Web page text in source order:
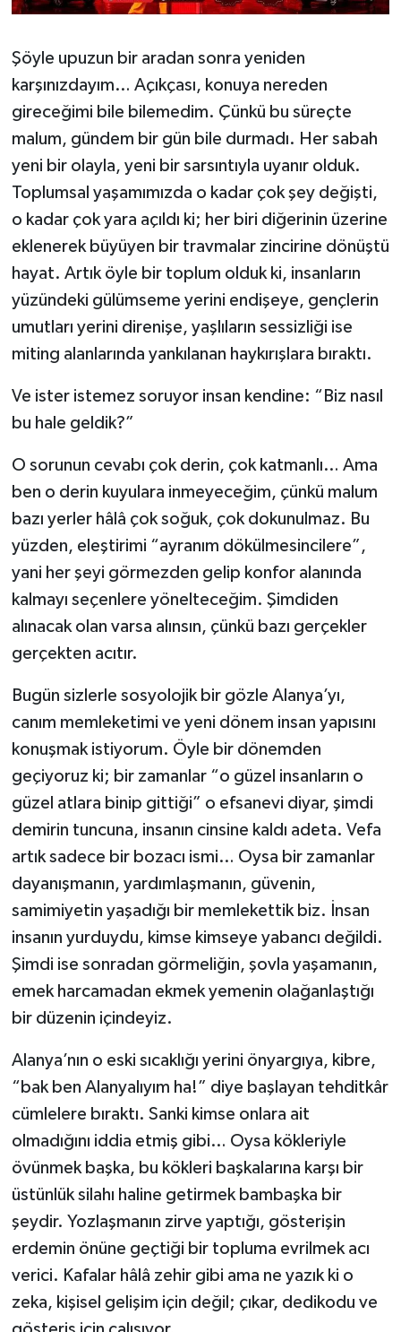
Şöyle upuzun bir aradan sonra yeniden
karşınızdayım… Açıkçası, konuya nereden
gireceğimi bile bilemedim. Çünkü bu süreçte
malum, gündem bir gün bile durmadı. Her sabah
yeni bir olayla, yeni bir sarsıntıyla uyanır olduk.
Toplumsal yaşamımızda o kadar çok şey değişti,
o kadar çok yara açıldı ki; her biri diğerinin üzerine
eklenerek büyüyen bir travmalar zincirine dönüştü
hayat. Artık öyle bir toplum olduk ki, insanların
yüzündeki gülümseme yerini endişeye, gençlerin
umutları yerini direnişe, yaşlıların sessizliği ise
miting alanlarında yankılanan haykırışlara bıraktı.
Ve ister istemez soruyor insan kendine: “Biz nasıl
bu hale geldik?”
O sorunun cevabı çok derin, çok katmanlı… Ama
ben o derin kuyulara inmeyeceğim, çünkü malum
bazı yerler hâlâ çok soğuk, çok dokunulmaz. Bu
yüzden, eleştirimi “ayranım dökülmesincilere”,
yani her şeyi görmezden gelip konfor alanında
kalmayı seçenlere yönelteceğim. Şimdiden
alınacak olan varsa alınsın, çünkü bazı gerçekler
gerçekten acıtır.
Bugün sizlerle sosyolojik bir gözle Alanya’yı,
canım memleketimi ve yeni dönem insan yapısını
konuşmak istiyorum. Öyle bir dönemden
geçiyoruz ki; bir zamanlar “o güzel insanların o
güzel atlara binip gittiği” o efsanevi diyar, şimdi
demirin tuncuna, insanın cinsine kaldı adeta. Vefa
artık sadece bir bozacı ismi… Oysa bir zamanlar
dayanışmanın, yardımlaşmanın, güvenin,
samimiyetin yaşadığı bir memlekettik biz. İnsan
insanın yurduydu, kimse kimseye yabancı değildi.
Şimdi ise sonradan görmeliğin, şovla yaşamanın,
emek harcamadan ekmek yemenin olağanlaştığı
bir düzenin içindeyiz.
Alanya’nın o eski sıcaklığı yerini önyargıya, kibre,
“bak ben Alanyalıyım ha!” diye başlayan tehditkâr
cümlelere bıraktı. Sanki kimse onlara ait
olmadığını iddia etmiş gibi… Oysa kökleriyle
övünmek başka, bu kökleri başkalarına karşı bir
üstünlük silahı haline getirmek bambaşka bir
şeydir. Yozlaşmanın zirve yaptığı, gösterişin
erdemin önüne geçtiği bir topluma evrilmek acı
verici. Kafalar hâlâ zehir gibi ama ne yazık ki o
zeka, kişisel gelişim için değil; çıkar, dedikodu ve